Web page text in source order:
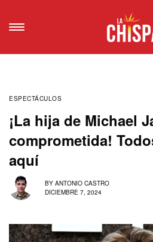
ESPECTÁCULOS
¡La hija de Michael
comprometida!
aquí
BY ANTONIO CASTRO
DICIEMBRE 7, 2024